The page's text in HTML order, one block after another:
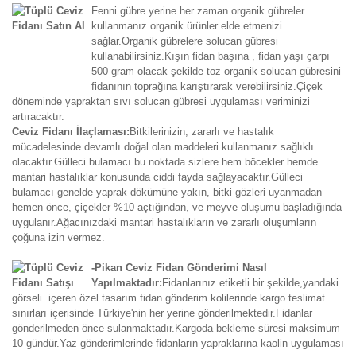
Fenni gübre yerine her zaman organik gübreler
kullanmanız organik ürünler elde etmenizi
sağlar.Organik gübrelere solucan gübresi
kullanabilirsiniz.Kışın fidan başına , fidan yaşı çarpı
500 gram olacak şekilde toz organik solucan gübresini
fidanının toprağına karıştırarak verebilirsiniz.Çiçek
döneminde yapraktan sıvı solucan gübresi uygulaması veriminizi
artıracaktır.
Ceviz Fidanı İlaçlaması: Bitkilerinizin, zararlı ve hastalık
mücadelesinde devamlı doğal olan maddeleri kullanmanız sağlıklı
olacaktır.Gülleci bulamacı bu noktada sizlere hem böcekler hemde
mantari hastalıklar konusunda ciddi fayda sağlayacaktır.Gülleci
bulamacı genelde yaprak dökümüne yakın, bitki gözleri uyanmadan
hemen önce, çiçekler %10 açtığından, ve meyve oluşumu başladığında
uygulanır.Ağacınızdaki mantari hastalıkların ve zararlı oluşumların
çoğuna izin vermez.
-Pikan Ceviz Fidan Gönderimi Nasıl
Yapılmaktadır: Fidanlarınız etiketli bir şekilde,yandaki
görseli içeren özel tasarım fidan gönderim kolilerinde kargo teslimat
sınırları içerisinde Türkiye'nin her yerine gönderilmektedir.Fidanlar
gönderilmeden önce sulanmaktadır.Kargoda bekleme süresi maksimum
10 gündür.Yaz gönderimlerinde fidanların yapraklarına kaolin uygulaması